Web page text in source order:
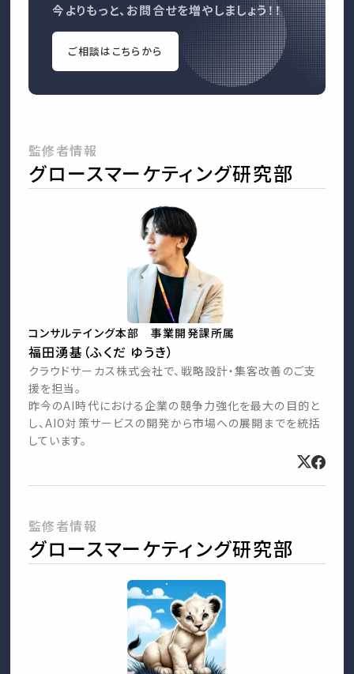
今よりもっと、お問合せを増やしましょう！！
ご相談はこちらから
監修者情報
グロースマーケティング研究部
コンサルテイング本部 事業開発課所属
福田湧基（ふくだ ゆうき）
クラウドサーカス株式会社で、戦略設計・集客改善のご支
援を担当。
昨今のAI時代における企業の競争力強化を最大の目的と
し、AIO対策サービスの開発から市場への展開までを統括
しています。
監修者情報
グロースマーケティング研究部